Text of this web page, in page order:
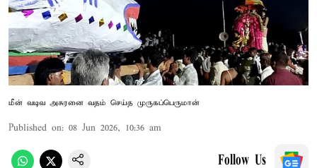
மீன் வடிவ அசுரனை வதம் செய்த முருகப்பெருமான்
Published on: 08 Jun 2026, 10:36 am
Follow Us